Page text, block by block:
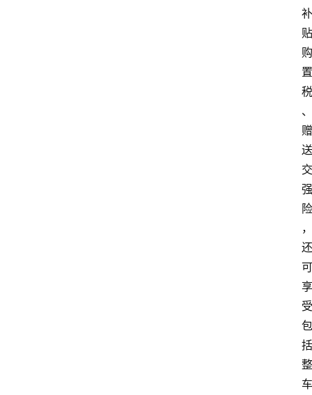
补
贴
购
置
税
、
赠
送
交
强
险
，
还
可
享
受
包
括
整
车